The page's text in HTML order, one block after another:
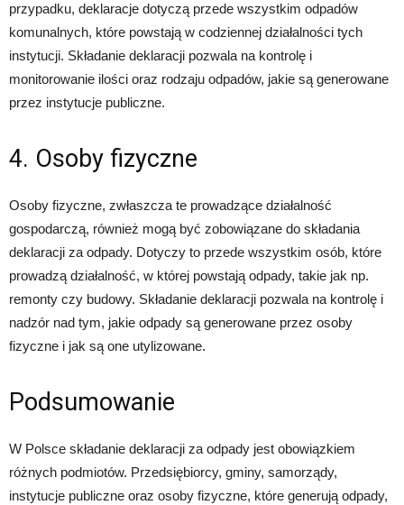
przypadku, deklaracje dotyczą przede wszystkim odpadów
komunalnych, które powstają w codziennej działalności tych
instytucji. Składanie deklaracji pozwala na kontrolę i
monitorowanie ilości oraz rodzaju odpadów, jakie są generowane
przez instytucje publiczne.
4. Osoby fizyczne
Osoby fizyczne, zwłaszcza te prowadzące działalność
gospodarczą, również mogą być zobowiązane do składania
deklaracji za odpady. Dotyczy to przede wszystkim osób, które
prowadzą działalność, w której powstają odpady, takie jak np.
remonty czy budowy. Składanie deklaracji pozwala na kontrolę i
nadzór nad tym, jakie odpady są generowane przez osoby
fizyczne i jak są one utylizowane.
Podsumowanie
W Polsce składanie deklaracji za odpady jest obowiązkiem
różnych podmiotów. Przedsiębiorcy, gminy, samorządy,
instytucje publiczne oraz osoby fizyczne, które generują odpady,